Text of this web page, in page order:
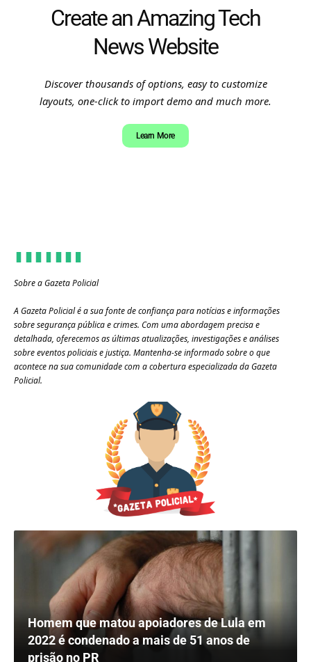
Create an Amazing Tech
News Website
Discover thousands of options, easy to customize
layouts, one-click to import demo and much more.
Learn More
Sobre a Gazeta Policial
A Gazeta Policial é a sua fonte de confiança para notícias e informações
sobre segurança pública e crimes. Com uma abordagem precisa e
detalhada, oferecemos as últimas atualizações, investigações e análises
sobre eventos policiais e justiça. Mantenha-se informado sobre o que
acontece na sua comunidade com a cobertura especializada da Gazeta
Policial.
Homem que matou apoiadores de Lula em
2022 é condenado a mais de 51 anos de
prisão no PR